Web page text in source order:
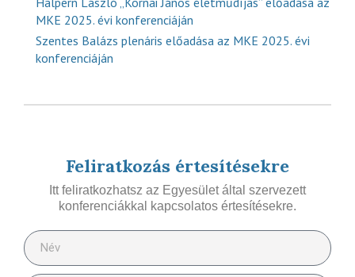
MKE 2025. évi konferenciáján
Szentes Balázs plenáris előadása az MKE 2025. évi
konferenciáján
Feliratkozás értesítésekre
Itt feliratkozhatsz az Egyesület által szervezett
konferenciákkal kapcsolatos értesítésekre.